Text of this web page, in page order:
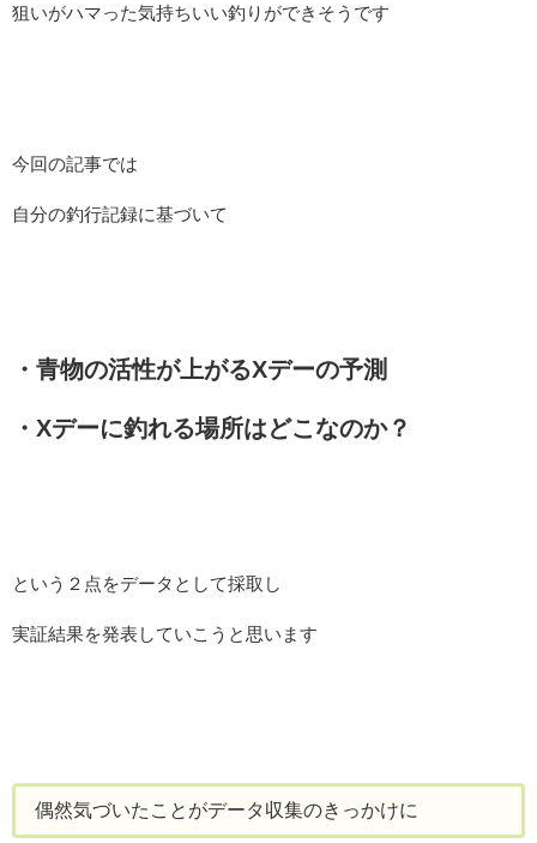
狙いがハマった気持ちいい釣りができそうです
今回の記事では
自分の釣行記録に基づいて
・青物の活性が上がるXデーの予測
・Xデーに釣れる場所はどこなのか？
という２点をデータとして採取し
実証結果を発表していこうと思います
偶然気づいたことがデータ収集のきっかけに